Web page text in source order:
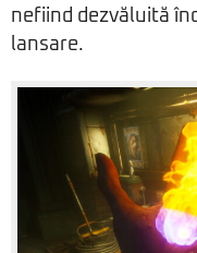
nefiind dezvăluită
lansare.